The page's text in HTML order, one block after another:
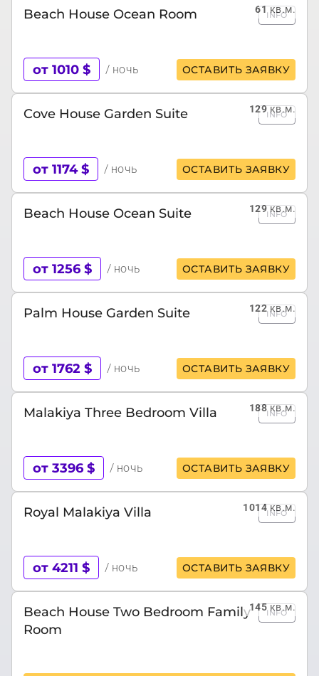
61кв.м.
Beach House Ocean Room INFO
от 1010 $ / ночь ОСТАВИТЬ ЗАЯВКУ
129кв.м.
Cove House Garden Suite INFO
от 1174 $ / ночь ОСТАВИТЬ ЗАЯВКУ
129кв.м.
Beach House Ocean Suite INFO
от 1256 $ / ночь ОСТАВИТЬ ЗАЯВКУ
122кв.м.
Palm House Garden Suite INFO
от 1762 $ / ночь ОСТАВИТЬ ЗАЯВКУ
188кв.м.
Malakiya Three Bedroom Villa INFO
от 3396 $ / ночь ОСТАВИТЬ ЗАЯВКУ
1014кв.м.
Royal Malakiya Villa INFO
от 4211 $ / ночь ОСТАВИТЬ ЗАЯВКУ
145кв.м.
Beach House Two Bedroom Family
Room
INFO